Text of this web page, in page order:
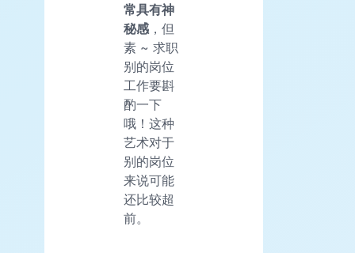
常具有神
秘感 ，但
素 ~ 求职
别的岗位
工作要斟
酌一下
哦！这种
艺术对于
别的岗位
来说可能
还比较超
前。